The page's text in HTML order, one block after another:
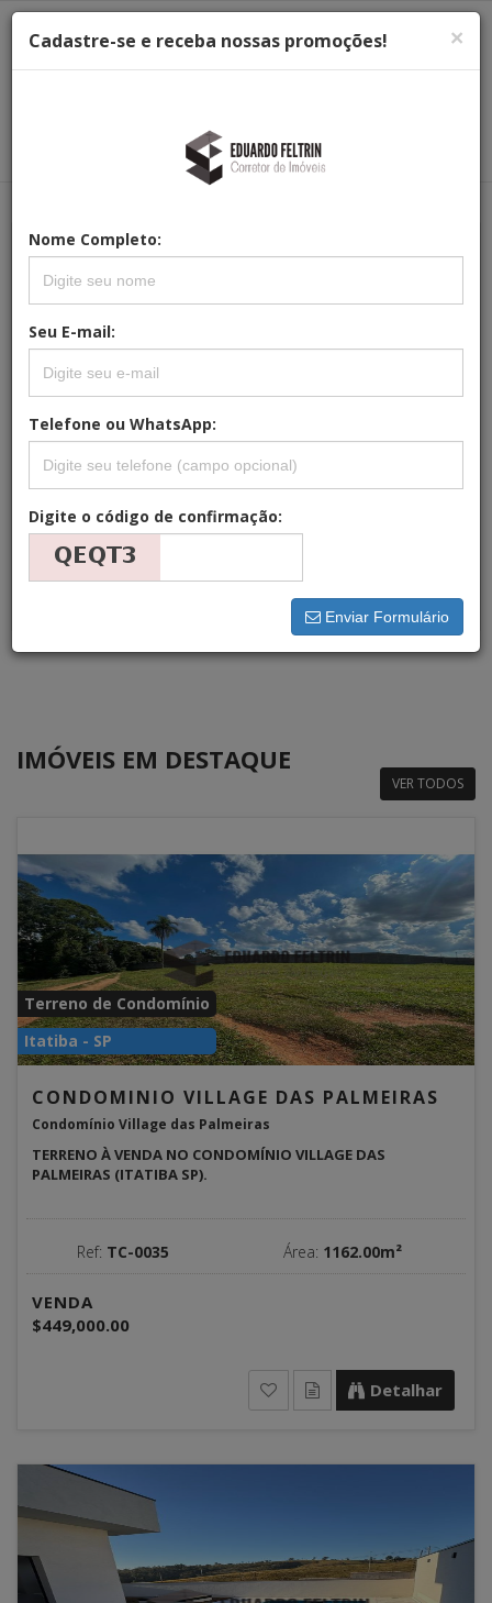
MenuMenu Principal
Cidade (Todas)
Bairro (Todos)
Buscar
IMÓVEIS EM DESTAQUE
VER TODOS
Terreno de Condomínio
Itatiba - SP
CONDOMINIO VILLAGE DAS PALMEIRAS
Condomínio Village das Palmeiras
TERRENO À VENDA NO CONDOMÍNIO VILLAGE DAS
PALMEIRAS (ITATIBA SP).
Ref: TC-0035 Área: 1162.00m²
VENDA
$449,000.00
Detalhar
×
Cadastre-se e receba nossas promoções!
Nome Completo:
Seu E-mail:
Telefone ou WhatsApp:
Digite o código de confirmação:
Enviar Formulário